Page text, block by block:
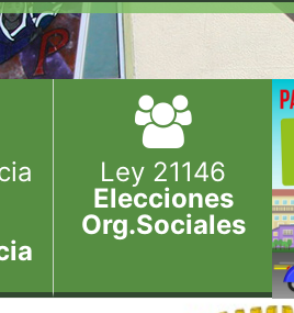
Ley 21146
Elecciones
Org.Sociales